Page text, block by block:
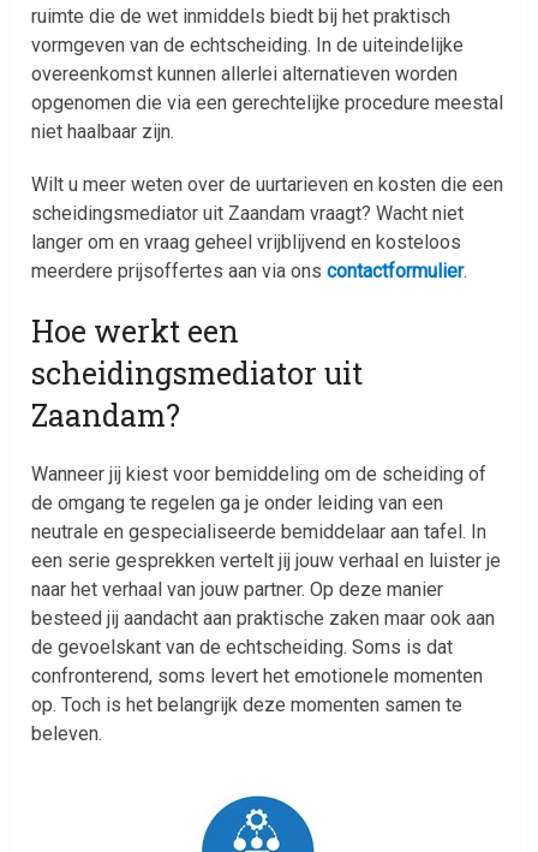
ruimte die de wet inmiddels biedt bij het praktisch
vormgeven van de echtscheiding. In de uiteindelijke
overeenkomst kunnen allerlei alternatieven worden
opgenomen die via een gerechtelijke procedure meestal
niet haalbaar zijn.
Wilt u meer weten over de uurtarieven en kosten die een
scheidingsmediator uit Zaandam vraagt? Wacht niet
langer om en vraag geheel vrijblijvend en kosteloos
meerdere prijsoffertes aan via onscontactformulier.
Hoe werkt een
scheidingsmediator uit
Zaandam?
Wanneer jij kiest voor bemiddeling om de scheiding of
de omgang te regelen ga je onder leiding van een
neutrale en gespecialiseerde bemiddelaar aan tafel. In
een serie gesprekken vertelt jij jouw verhaal en luister je
naar het verhaal van jouw partner. Op deze manier
besteed jij aandacht aan praktische zaken maar ook aan
de gevoelskant van de echtscheiding. Soms is dat
confronterend, soms levert het emotionele momenten
op. Toch is het belangrijk deze momenten samen te
beleven.